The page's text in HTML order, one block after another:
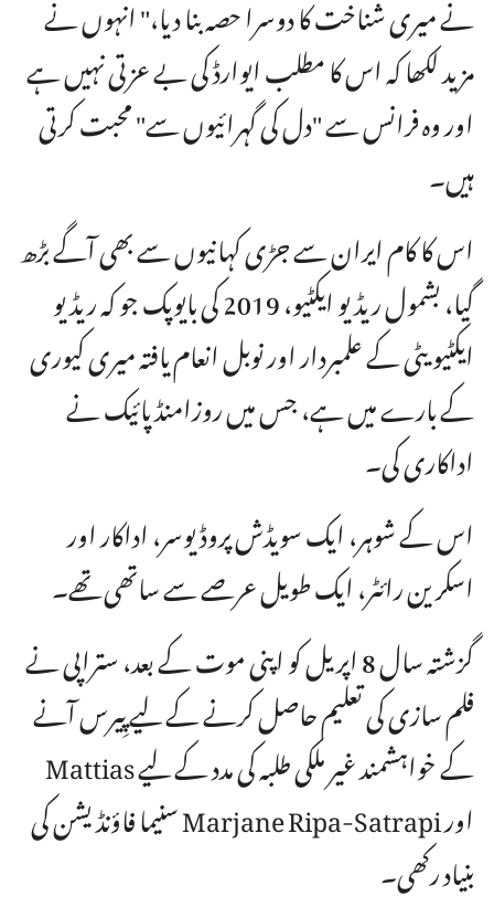
نے میری شناخت کا دوسرا حصہ بنا دیا،" انہوں نے
مزید لکھا کہ اس کا مطلب ایوارڈ کی بے عزتی نہیں ہے
اور وہ فرانس سے "دل کی گہرائیوں سے" محبت کرتی
ہیں۔
اس کا کام ایران سے جڑی کہانیوں سے بھی آگے بڑھ
گیا، بشمول ریڈیو ایکٹیو، 2019 کی بایوپک جو کہ ریڈیو
ایکٹیویٹی کے علمبردار اور نوبل انعام یافتہ میری کیوری
کے بارے میں ہے، جس میں روزامنڈ پائیک نے
اداکاری کی۔
اس کے شوہر، ایک سویڈش پروڈیوسر، اداکار اور
اسکرین رائٹر، ایک طویل عرصے سے ساتھی تھے۔
گزشتہ سال 8 اپریل کو اپنی موت کے بعد، ستراپی نے
فلم سازی کی تعلیم حاصل کرنے کے لیے پِیرس آنے
کے خواہشمند غیر ملکی طلبہ کی مدد کے لیے Mattias
اور Marjane Ripa-Satrapi سنیما فاؤنڈیشن کی
بنیاد رکھی۔